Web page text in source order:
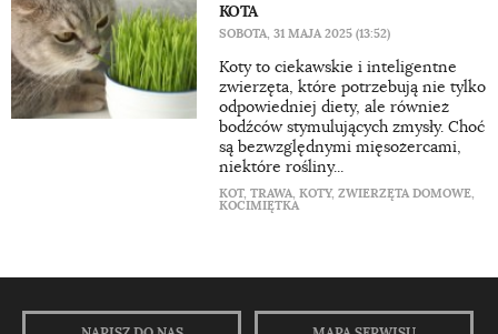
KOTA
SOBOTA, 31 MAJA 2025 (13:52)
Koty to ciekawskie i inteligentne
zwierzęta, które potrzebują nie tylko
odpowiedniej diety, ale również
bodźców stymulujących zmysły. Choć
są bezwzględnymi mięsożercami,
niektóre rośliny...
KOT, TRAWA, KOTY, ZWIERZĘTA DOMOWE,
KOCIMIĘTKA